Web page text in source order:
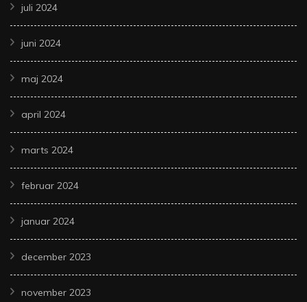
juli 2024
juni 2024
maj 2024
april 2024
marts 2024
februar 2024
januar 2024
december 2023
november 2023